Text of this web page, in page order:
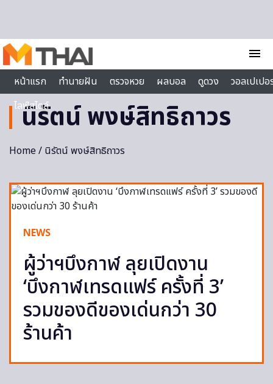
menu
หน้าแรก
ทำนายฝัน ตรวจหวย ผลบอล ดูดวง
วอลเปเป
ไลฟ์สไตล์
นิรัตน์ พงษ์สิทธิถาวร
Home/ นิรัตน์ พงษ์สิทธิถาวร
NEWS
ผู้ว่าฯบึงกาฬ ลุยเปิดงาน
‘บึงกาฬเทรดแฟร์ ครั้งที่ 3’
รวมของดีของเด่นกว่า 30
ร้านค้า